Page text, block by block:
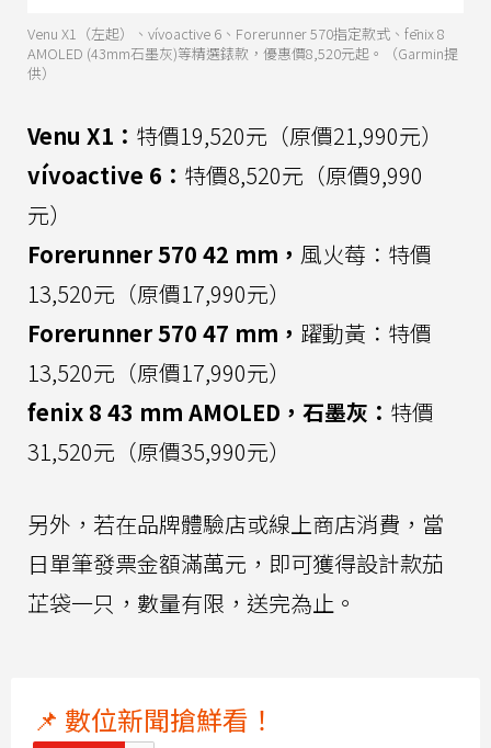
Venu X1（左起）、vívoactive 6、Forerunner 570指定款式、fēnix 8
AMOLED (43mm石墨灰)等精選錶款，優惠價8,520元起。（Garmin提
供）
Venu X1： 特價19,520元（原價21,990元）
vívoactive 6： 特價8,520元（原價9,990
元）
Forerunner 570 42 mm， 風火莓：特價
13,520元（原價17,990元）
Forerunner 570 47 mm， 躍動黃：特價
13,520元（原價17,990元）
fenix 8 43 mm AMOLED，石墨灰： 特價
31,520元（原價35,990元）
另外，若在品牌體驗店或線上商店消費，當
日單筆發票金額滿萬元，即可獲得設計款茄
芷袋一只，數量有限，送完為止。
📌 數位新聞搶鮮看！